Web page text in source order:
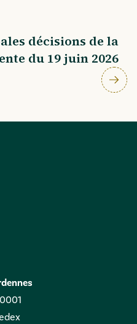
décisions de la
du 19 juin 2026